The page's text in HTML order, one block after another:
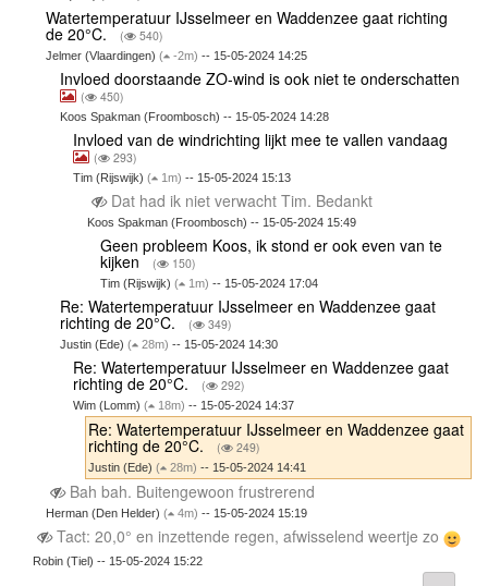
Watertemperatuur IJsselmeer en Waddenzee gaat richting
de 20°C. ( 540)
Jelmer (Vlaardingen)( -2m) -- 15-05-2024 14:25
Invloed doorstaande ZO-wind is ook niet te onderschatten
( 450)
Koos Spakman (Froombosch) -- 15-05-2024 14:28
Invloed van de windrichting lijkt mee te vallen vandaag
( 293)
Tim (Rijswijk)( 1m) -- 15-05-2024 15:13
Dat had ik niet verwacht Tim. Bedankt
Koos Spakman (Froombosch) -- 15-05-2024 15:49
Geen probleem Koos, ik stond er ook even van te
kijken ( 150)
Tim (Rijswijk)( 1m) -- 15-05-2024 17:04
Re: Watertemperatuur IJsselmeer en Waddenzee gaat
richting de 20°C. ( 349)
Justin (Ede) ( 28m) -- 15-05-2024 14:30
Re: Watertemperatuur IJsselmeer en Waddenzee gaat
richting de 20°C. ( 292)
Wim (Lomm)( 18m) -- 15-05-2024 14:37
Re: Watertemperatuur IJsselmeer en Waddenzee gaat
richting de 20°C. ( 249)
Justin (Ede) ( 28m) -- 15-05-2024 14:41
Bah bah. Buitengewoon frustrerend
Herman (Den Helder)( 4m) -- 15-05-2024 15:19
Tact: 20,0° en inzettende regen, afwisselend weertje zo
Robin (Tiel) -- 15-05-2024 15:22